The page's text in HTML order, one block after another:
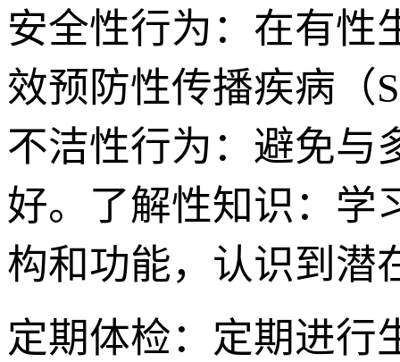
安全性行为：在有性
效预防性传播疾病（
不洁性行为：避免与
好。了解性知识：学
构和功能，认识到潜
定期体检：定期进行